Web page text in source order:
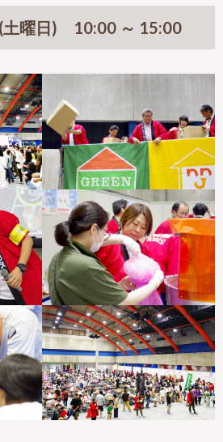
土曜日) 10:00 ～ 15:00